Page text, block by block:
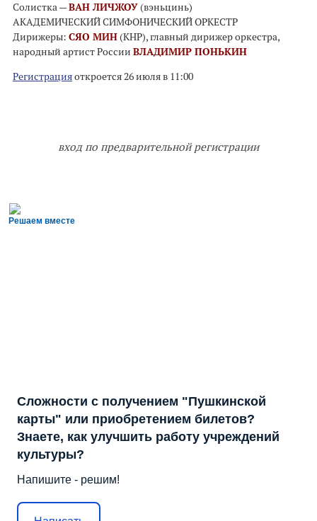
Солистка —ВАН ЛИЧЖОУ(вэньцинь)
АКАДЕМИЧЕСКИЙ СИМФОНИЧЕСКИЙ ОРКЕСТР
Дирижеры: СЯО МИН(КНР), главный дирижер оркестра,
народный артист России ВЛАДИМИР ПОНЬКИН
Регистрацияоткроется 26 июля в 11:00
вход по предварительной регистрации
Решаем вместе
Сложности с получением "Пушкинской
карты" или приобретением билетов?
Знаете, как улучшить работу учреждений
культуры?
Напишите - решим!